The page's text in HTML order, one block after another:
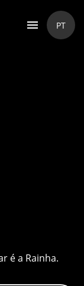
PT
é a Rainha.